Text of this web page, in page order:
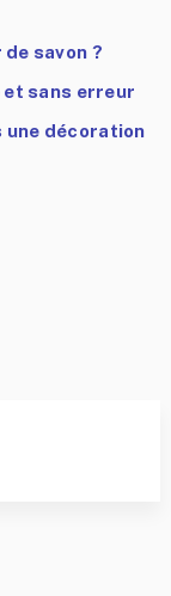
savon ?
sans erreur
une décoration